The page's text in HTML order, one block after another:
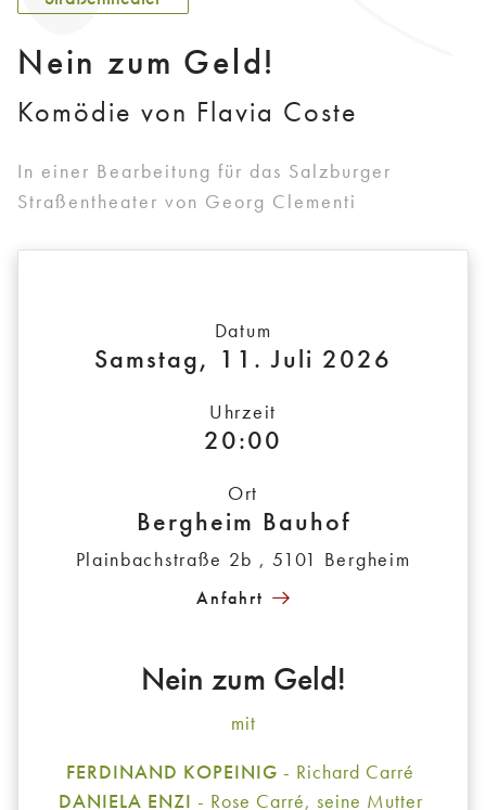
Nein zum Geld!
Komödie von Flavia Coste
In einer Bearbeitung für das Salzburger
Straßentheater von Georg Clementi
Datum
Samstag, 11. Juli 2026
Uhrzeit
20:00
Ort
Bergheim Bauhof
Plainbachstraße 2b , 5101 Bergheim
Anfahrt
Nein zum Geld!
mit
FERDINAND KOPEINIG - Richard Carré
DANIELA ENZI - Rose Carré, seine Mutter